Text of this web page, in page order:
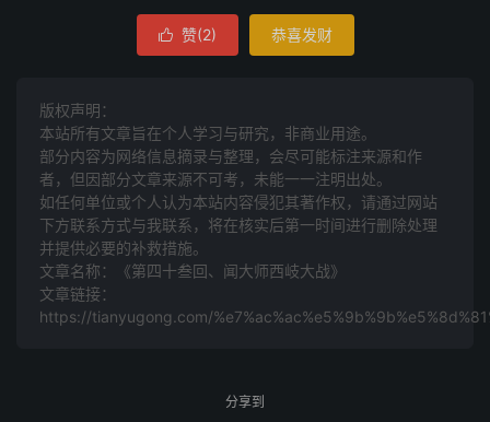
话说子牙劫闻太师行营，哪吒等把闻太师园困垓心；黄飞虎
父子冲左营，与邓 忠、张节大战，杀的乾坤暗暗。南宫、
惨惨，愁云滚滚。正战之际，杨戬从闻太师後营杀进去，纵
马摇，只杀至粮草堆上，放起火来。
怎见得？有诗为证：“烈冲霄势更凶，金蛇万道空中；烟飞
卷荡叁千里，烧毁行粮天助功。”
话说杨戬借胸中叁昧真火，将粮草烧着，照彻天地；闻太师
正战之间，忽见火起，心中大惊。自思粮草被烧，大营难
立：把金鞭架挡剑，无心恋战。又见子牙骑到，把打神鞭祭
追袭，邓 忠张节见中军失守，只得保着闻太师夺路而走；
 赞(2) 恭喜发财
版权声明：
本站所有文章旨在个人学习与研究，非商业用途。
部分内容为网络信息摘录与整理，会尽可能标注来源和作
者，但因部分文章来源不可考，未能一一注明出处。
如任何单位或个人认为本站内容侵犯其著作权，请通过网站
下方联系方式与我联系​​，将在核实后第一时间进行删除处理
并提供必要的补救措施。
文章名称：《第四十叁回、闻大师西岐大战》
文章链接：
https://tianyugong.com/
分享到